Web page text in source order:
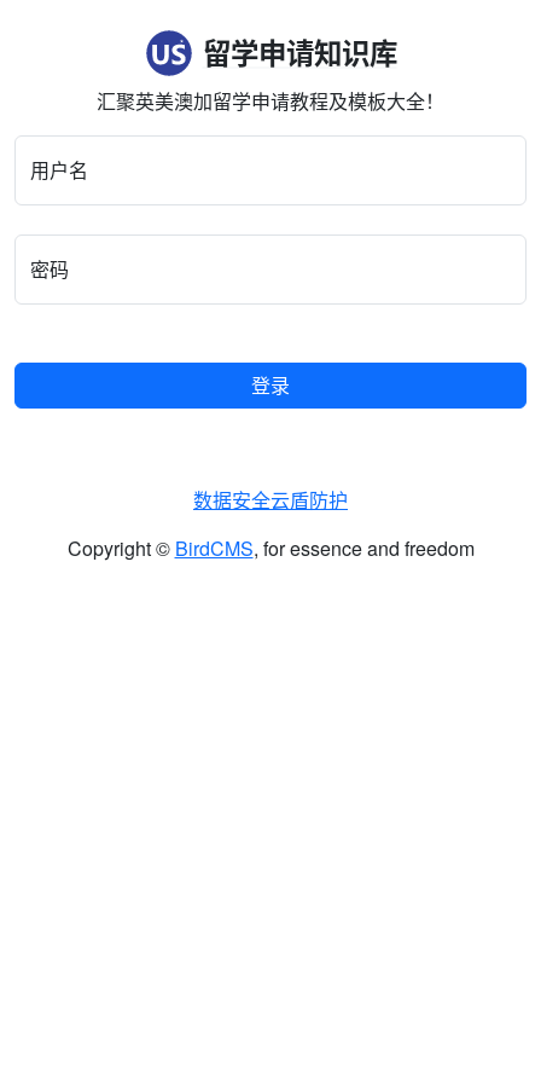
留学申请知识库
汇聚英美澳加留学申请教程及模板大全！
用户名
密码
登录
数据安全云盾防护
Copyright © BirdCMS, for essence and freedom